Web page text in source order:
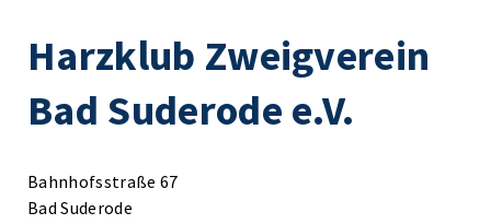
Harzklub Zweigverein
Bad Suderode e.V.
Bahnhofsstraße 67
Bad Suderode